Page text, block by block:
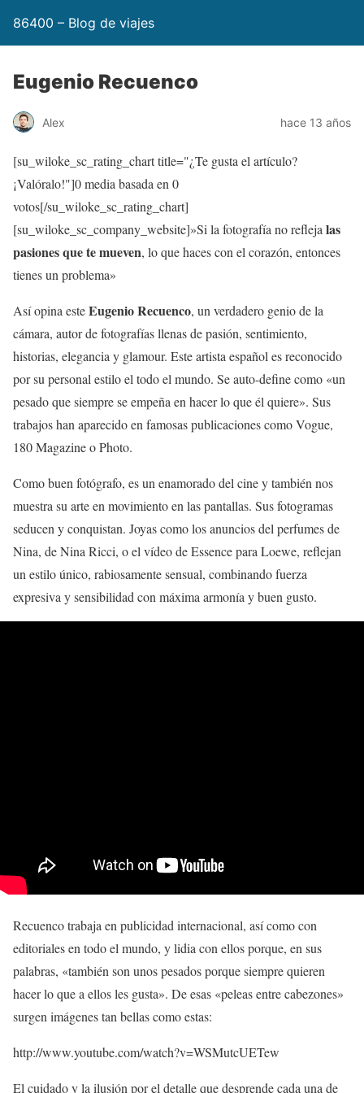
86400 – Blog de viajes
Eugenio Recuenco
Alex hace 13 años
[su_wiloke_sc_rating_chart title="¿Te gusta el artículo?
¡Valóralo!"]0media basada en 0
votos[/su_wiloke_sc_rating_chart]
[su_wiloke_sc_company_website]»Si la fotografía no refleja las
pasiones que te mueven, lo que haces con el corazón, entonces
tienes un problema»
Así opina esteEugenio Recuenco, un verdadero genio de la
cámara, autor de fotografías llenas de pasión, sentimiento,
historias, elegancia y glamour. Este artista español es reconocido
por su personal estilo el todo el mundo. Se auto-define como «un
pesado que siempre se empeña en hacer lo que él quiere». Sus
trabajos han aparecido en famosas publicaciones como Vogue,
180 Magazine o Photo.
Como buen fotógrafo, es un enamorado del cine y también nos
muestra su arte en movimiento en las pantallas. Sus fotogramas
seducen y conquistan. Joyas como los anuncios del perfumes de
Nina, de Nina Ricci, o el vídeo de Essence para Loewe, reflejan
un estilo único, rabiosamente sensual, combinando fuerza
expresiva y sensibilidad con máxima armonía y buen gusto.
Recuenco trabaja en publicidad internacional, así como con
editoriales en todo el mundo, y lidia con ellos porque, en sus
palabras, «también son unos pesados porque siempre quieren
hacer lo que a ellos les gusta». De esas «peleas entre cabezones»
surgen imágenes tan bellas como estas:
http://www.youtube.com/watch?v=WSMutcUETew
El cuidado y la ilusión por el detalle que desprende cada una de